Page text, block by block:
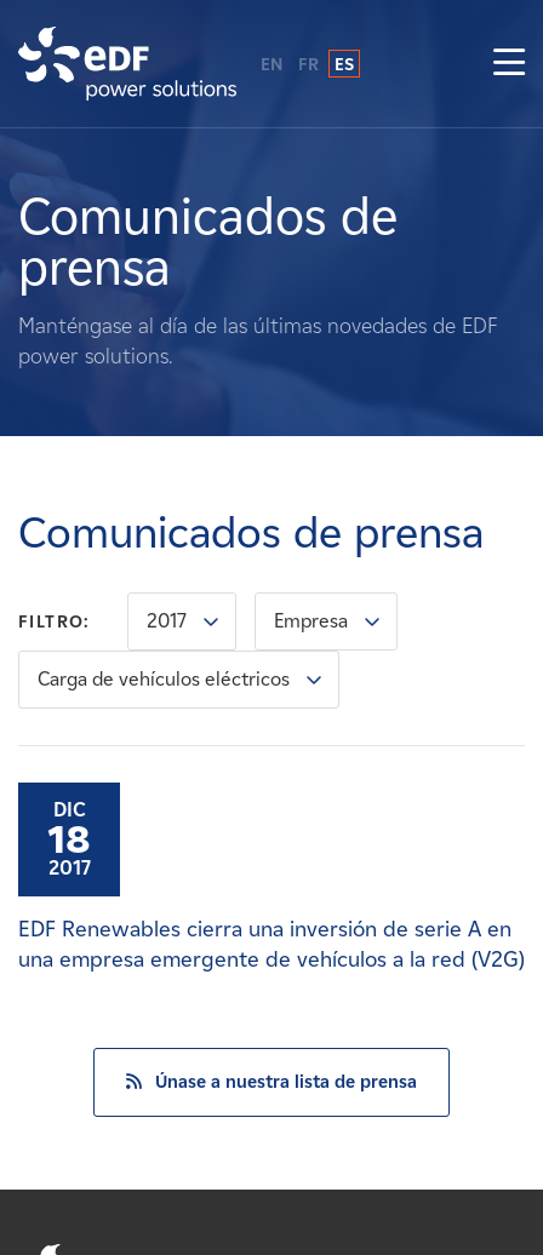
Sobre nosotros
Qué hacemos
Terratenientes
Carreras
Noticias
Contacte con
EN FR ES
Comunicados de
prensa
Manténgase al día de las últimas novedades de EDF
power solutions.
Comunicados de prensa
FILTRO: 2017 Empresa
Carga de vehículos eléctricos
DIC
18
2017
EDF Renewables cierra una inversión de serie A en
una empresa emergente de vehículos a la red (V2G)
Únase a nuestra lista de prensa